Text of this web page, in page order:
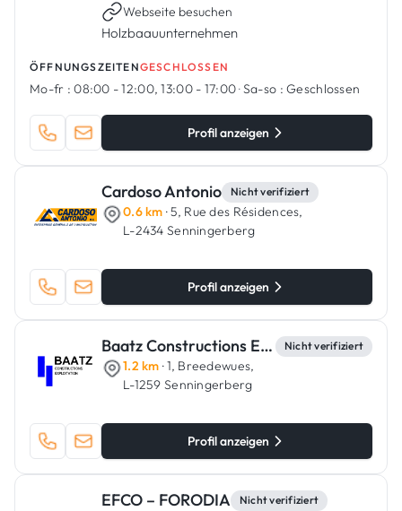
Webseite besuchen
Holzbaauunternehmen
ÖFFNUNGSZEITENGESCHLOSSEN
Mo-fr : 08:00 - 12:00, 13:00 - 17:00·Sa-so : Geschlossen
Profil anzeigen
Cardoso Antonio Nicht verifiziert
0.6 km · 5, Rue des Résidences,
L-2434 Senningerberg
Profil anzeigen
Baatz Constructions Exploitation Nicht verifiziert
1.2 km · 1, Breedewues,
L-1259 Senningerberg
Profil anzeigen
EFCO – FORODIA Nicht verifiziert